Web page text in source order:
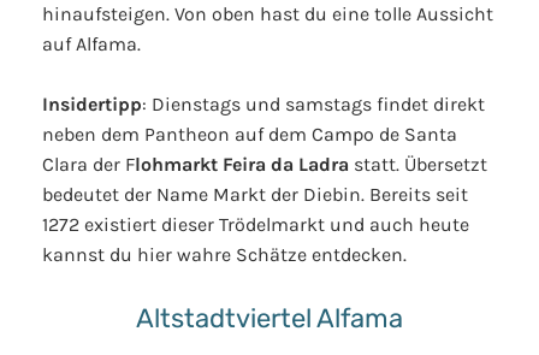
hinaufsteigen. Von oben hast du eine tolle Aussicht
auf Alfama.
Insidertipp: Dienstags und samstags findet direkt
neben dem Pantheon auf dem Campo de Santa
Clara der Flohmarkt Feira da Ladra statt. Übersetzt
bedeutet der Name Markt der Diebin. Bereits seit
1272 existiert dieser Trödelmarkt und auch heute
kannst du hier wahre Schätze entdecken.
Altstadtviertel Alfama